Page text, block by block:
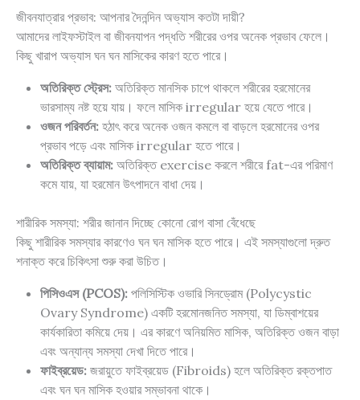
জীবনযাত্রার প্রভাব: আপনার দৈনন্দিন অভ্যাস কতটা দায়ী?
আমাদের লাইফস্টাইল বা জীবনযাপন পদ্ধতি শরীরের ওপর অনেক প্রভাব ফেলে।
কিছু খারাপ অভ্যাস ঘন ঘন মাসিকের কারণ হতে পারে।
অতিরিক্ত স্ট্রেস: অতিরিক্ত মানসিক চাপে থাকলে শরীরের হরমোনের
ভারসাম্য নষ্ট হয়ে যায়। ফলে মাসিক irregular হয়ে যেতে পারে।
ওজন পরিবর্তন: হঠাৎ করে অনেক ওজন কমলে বা বাড়লে হরমোনের ওপর
প্রভাব পড়ে এবং মাসিক irregular হতে পারে।
অতিরিক্ত ব্যায়াম: অতিরিক্ত exercise করলে শরীরে fat-এর পরিমাণ
কমে যায়, যা হরমোন উৎপাদনে বাধা দেয়।
শারীরিক সমস্যা: শরীর জানান দিচ্ছে কোনো রোগ বাসা বেঁধেছে
কিছু শারীরিক সমস্যার কারণেও ঘন ঘন মাসিক হতে পারে। এই সমস্যাগুলো দ্রুত
শনাক্ত করে চিকিৎসা শুরু করা উচিত।
পিসিওএস (PCOS): পলিসিস্টিক ওভারি সিনড্রোম (Polycystic
Ovary Syndrome) একটি হরমোনজনিত সমস্যা, যা ডিম্বাশয়ের
কার্যকারিতা কমিয়ে দেয়। এর কারণে অনিয়মিত মাসিক, অতিরিক্ত ওজন বাড়া
এবং অন্যান্য সমস্যা দেখা দিতে পারে।
ফাইব্রয়েড: জরায়ুতে ফাইব্রয়েড (Fibroids) হলে অতিরিক্ত রক্তপাত
এবং ঘন ঘন মাসিক হওয়ার সম্ভাবনা থাকে।